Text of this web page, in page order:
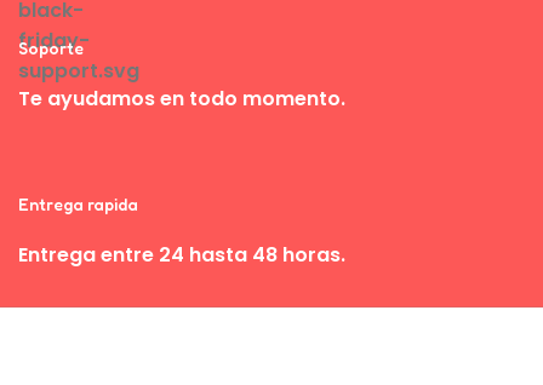
Soporte
Te ayudamos en todo momento.
Entrega rapida
Entrega entre 24 hasta 48 horas.